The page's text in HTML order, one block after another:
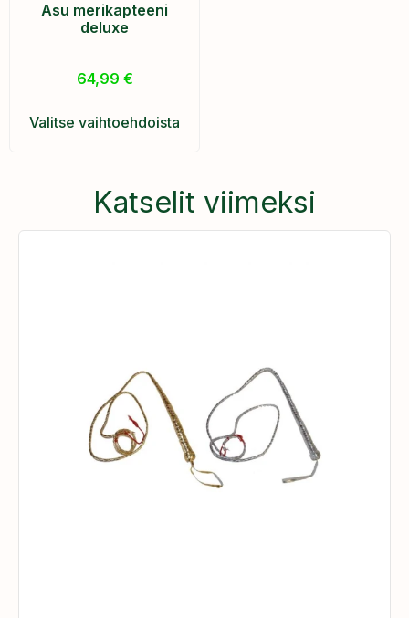
Asu merikapteeni
deluxe
64,99 €
Valitse vaihtoehdoista
Katselit viimeksi